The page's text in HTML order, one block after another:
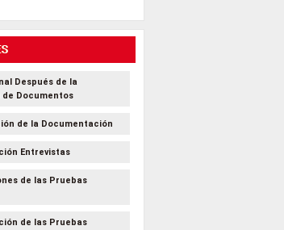
Después de la
de Documentos
de la Documentación
Entrevistas
de las Pruebas
de las Pruebas